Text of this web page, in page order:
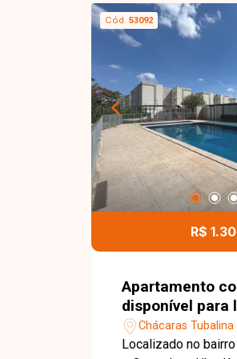
Cód. 53092
R$
Apartamento
disponível para
bairro Chácaras
Quartel em
Chácaras
Uberlândia/MG
Localizado no